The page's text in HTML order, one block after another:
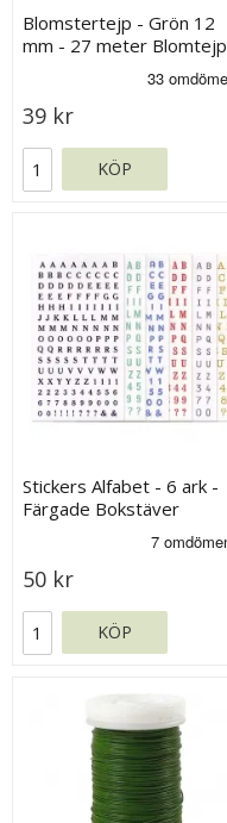
Blomstertejp - Grön 12
mm - 27 meter Blomtejp
39 kr
KÖP
Stickers Alfabet - 6 ark -
Färgade Bokstäver
50 kr
KÖP